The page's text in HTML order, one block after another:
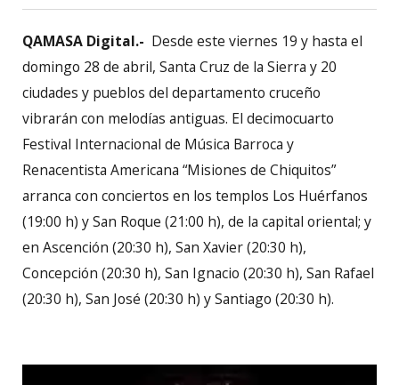
QAMASA Digital.- Desde este viernes 19 y hasta el
domingo 28 de abril, Santa Cruz de la Sierra y 20
ciudades y pueblos del departamento cruceño
vibrarán con melodías antiguas. El decimocuarto
Festival Internacional de Música Barroca y
Renacentista Americana “Misiones de Chiquitos”
arranca con conciertos en los templos Los Huérfanos
(19:00 h) y San Roque (21:00 h), de la capital oriental; y
en Ascención (20:30 h), San Xavier (20:30 h),
Concepción (20:30 h), San Ignacio (20:30 h), San Rafael
(20:30 h), San José (20:30 h) y Santiago (20:30 h).